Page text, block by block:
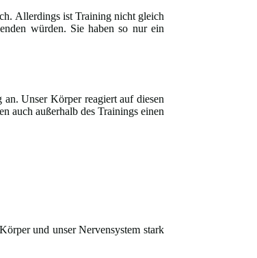
Allerdings ist Training nicht gleich
würden. Sie haben so nur ein
Unser Körper reagiert auf diesen
auch außerhalb des Trainings einen
und unser Nervensystem stark